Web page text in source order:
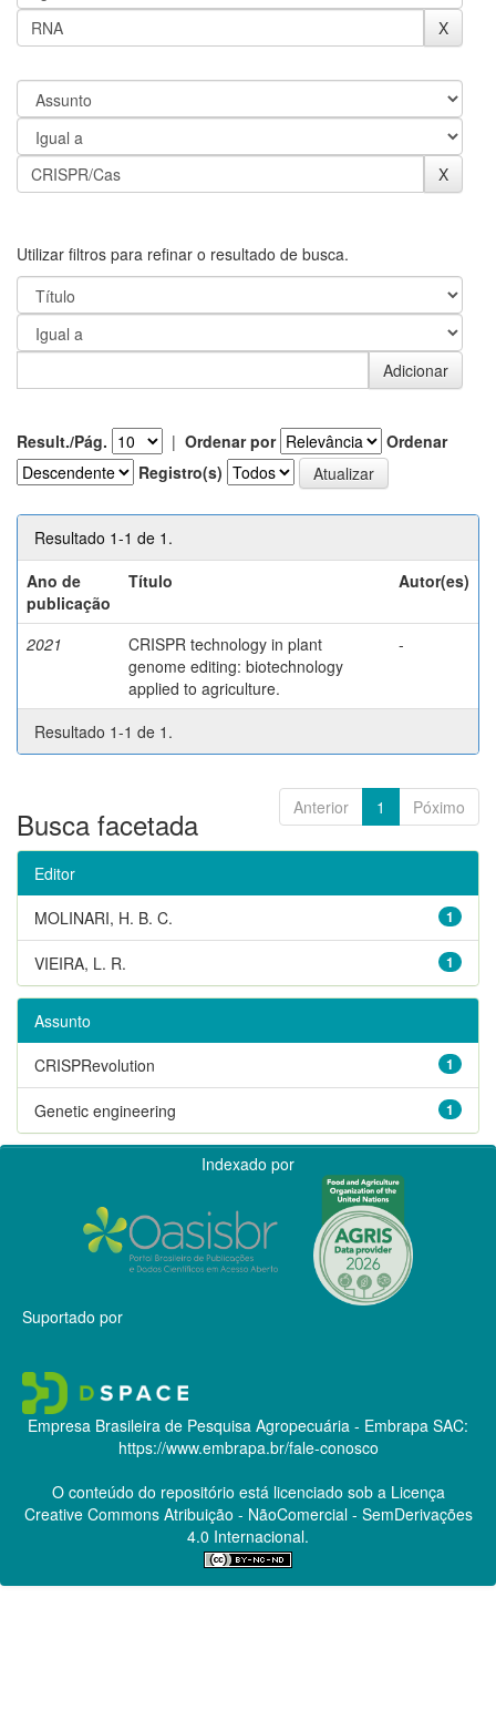
Utilizar filtros para refinar o resultado de busca.
Result./Pág. | Ordenar por
Ordenar
Registro(s)
Resultado 1-1 de 1.
Ano de
publicação
Título Autor(es)
2021
CRISPR technology in plant
genome editing: biotechnology
applied to agriculture.
-
Resultado 1-1 de 1.
Anterior 1 Póximo
Busca facetada
Editor
1
MOLINARI, H. B. C.
1
VIEIRA, L. R.
Assunto
1
CRISPRevolution
1
Genetic engineering
Indexado por
Suportado por
Empresa Brasileira de Pesquisa Agropecuária - Embrapa SAC:
https://www.embrapa.br/fale-conosco
O conteúdo do repositório está licenciado sob a Licença
Creative CommonsAtribuição - NãoComercial - SemDerivações
4.0 Internacional.